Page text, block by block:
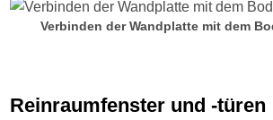
Verbinden der Wandplatte mit dem
Reinraumfenster und -türen